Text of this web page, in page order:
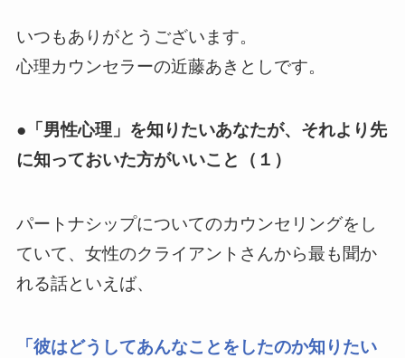
いつもありがとうございます。
心理カウンセラーの近藤あきとしです。
●「男性心理」を知りたいあなたが、それより先
に知っておいた方がいいこと（１）
パートナシップについてのカウンセリングをし
ていて、女性のクライアントさんから最も聞か
れる話といえば、
「彼はどうしてあんなことをしたのか知りたい